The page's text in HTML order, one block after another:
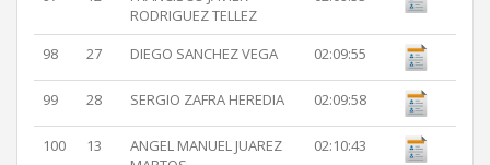
RODRIGUEZ TELLEZ
98 27 DIEGO SANCHEZ VEGA 02:09:55
99 28 SERGIO ZAFRA HEREDIA 02:09:58
100 13
ANGEL MANUEL JUAREZ
02:10:43